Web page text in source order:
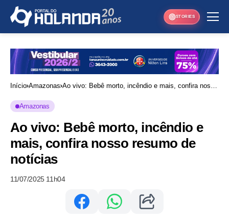
STORIES
Início Amazonas Ao vivo: Bebê morto, incêndio e mais, confira nosso
Amazonas
Ao vivo: Bebê morto, incêndio e
mais, confira nosso resumo de
notícias
11/07/2025 11h04